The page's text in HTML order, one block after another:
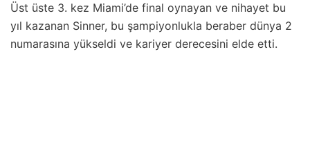
Üst üste 3. kez Miami’de final oynayan ve nihayet bu
yıl kazanan Sinner, bu şampiyonlukla beraber dünya 2
numarasına yükseldi ve kariyer derecesini elde etti.